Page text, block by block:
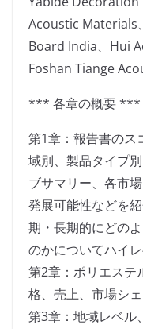
Acoustic Materials
Board India、Hui
Foshan Tiange
*** 各章の概要 ***
第1章：報告書のス
域別、製品タイプ
ブサマリー、各市
発展可能性などを
期・長期的にどの
のかについてハイ
第2章：ポリエステ
格、売上、市場シ
第3章：地域レベル